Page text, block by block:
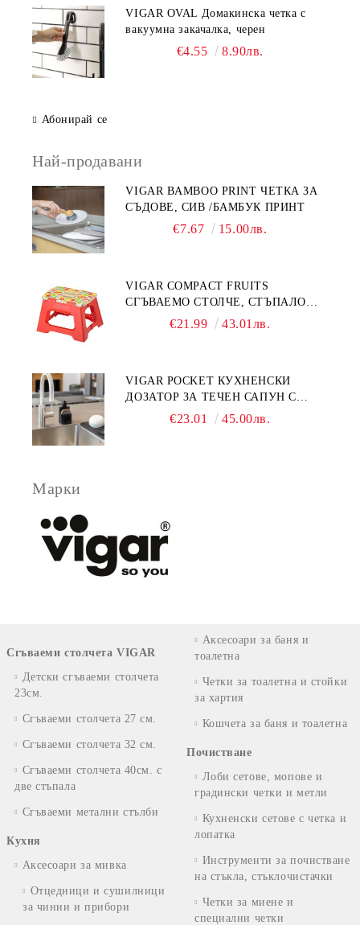
VIGAR OVAL Домакинска четка с
вакуумна закачалка, черен
€4.55 8.90лв.
Абонирай се
Най-продавани
VIGAR BAMBOO PRINT ЧЕТКА ЗА
СЪДОВЕ, СИВ /БАМБУК ПРИНТ
€7.67 15.00лв.
VIGAR COMPACT FRUITS
СГЪВАЕМО СТОЛЧЕ, СТЪПАЛО
23СМ, ПЛОДОВЕ
€21.99 43.01лв.
VIGAR POCKET КУХНЕНСКИ
ДОЗАТОР ЗА ТЕЧЕН САПУН С
МЯСТО ЗА ГЪБА, ЧЕРЕН
€23.01 45.00лв.
Марки
Сгъваеми столчета VIGAR
Детски сгъваеми столчета
23см.
Сгъваеми столчета 27 см.
Сгъваеми столчета 32 см.
Сгъваеми столчета 40см. с
две стъпала
Сгъваеми метални стълби
Кухня
Аксесоари за мивка
Отцедници и сушилници
за чинии и прибори
Аксесоари за баня и
тоалетна
Четки за тоалетна и стойки
за хартия
Кошчета за баня и тоалетна
Почистване
Лоби сетове, мопове и
градински четки и метли
Кухненски сетове с четка и
лопатка
Инструменти за почистване
на стъкла, стъклочистачки
Четки за миене и
специални четки